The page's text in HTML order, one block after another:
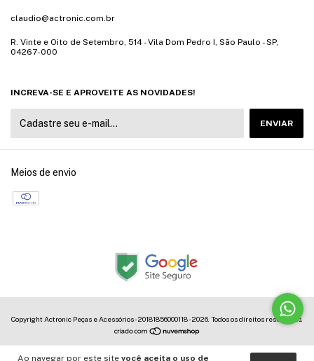
Ao navegar por este site você aceita o uso de
claudio@actronic.com.br
R. Vinte e Oito de Setembro, 514 - Vila Dom Pedro I, São Paulo - SP,
04267-000
INCREVA-SE E APROVEITE AS NOVIDADES!
Meios de envio
Copyright Actronic Peças e Acessórios - 20181856000118 - 2026. Todos os direitos reservados.